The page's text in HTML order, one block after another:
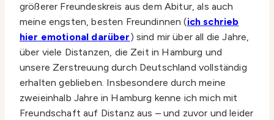
größerer Freundeskreis aus dem Abitur, als auch
meine engsten, besten Freundinnen (ich schrieb
hier emotional darüber) sind mir über all die Jahre,
über viele Distanzen, die Zeit in Hamburg und
unsere Zerstreuung durch Deutschland vollständig
erhalten geblieben. Insbesondere durch meine
zweieinhalb Jahre in Hamburg kenne ich mich mit
Freundschaft auf Distanz aus – und zuvor und leider